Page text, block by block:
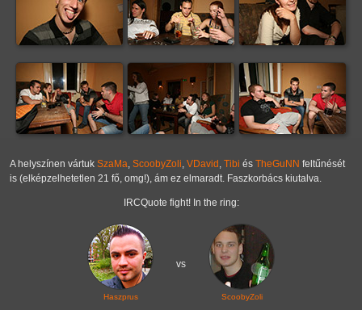
A helyszínen vártuk SzaMa ScoobyZoli VDavid Tibi és TheGuNN feltűnését
is (elképzelhetetlen 21 fő, omg!), ám ez elmaradt. Faszkorbács kiutalva.
IRCQuote fight! In the ring:
Haszprus
vs
ScoobyZoli